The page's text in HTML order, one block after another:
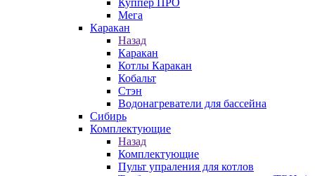
Куппер ПРО
Мега
Каракан
Назад
Каракан
Котлы Каракан
Кобальт
Стэн
Водонагреватели для бассейна
Сибирь
Комплектующие
Назад
Комплектующие
Пульт упраления для котлов